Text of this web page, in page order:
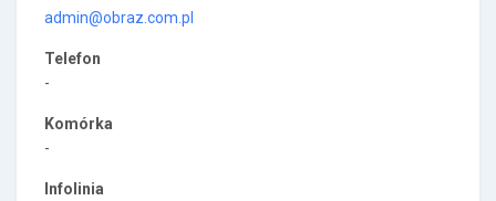
admin@obraz.com.pl
Telefon
-
Komórka
-
Infolinia